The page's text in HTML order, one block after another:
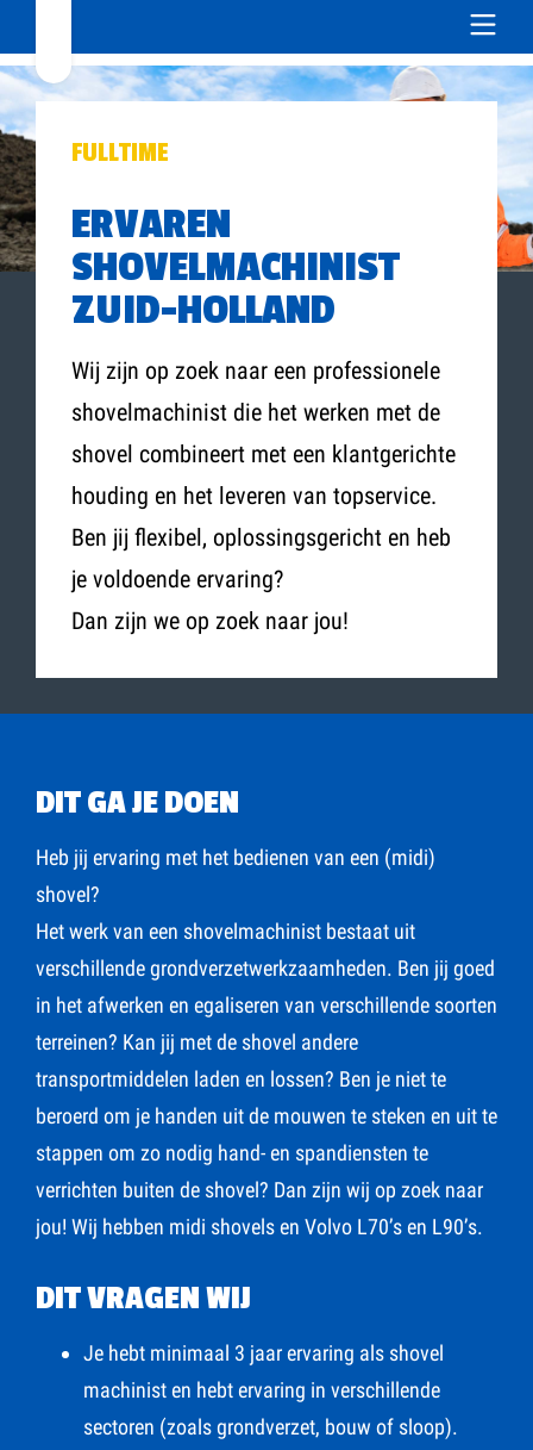
FULLTIME
ERVAREN
SHOVELMACHINIST
ZUID-HOLLAND
Wij zijn op zoek naar een professionele
shovelmachinist die het werken met de
shovel combineert met een klantgerichte
houding en het leveren van topservice.
Ben jij flexibel, oplossingsgericht en heb
je voldoende ervaring?
Dan zijn we op zoek naar jou!
DIT GA JE DOEN
Heb jij ervaring met het bedienen van een (midi)
shovel?
Het werk van een shovelmachinist bestaat uit
verschillende grondverzetwerkzaamheden. Ben jij goed
in het afwerken en egaliseren van verschillende soorten
terreinen? Kan jij met de shovel andere
transportmiddelen laden en lossen? Ben je niet te
beroerd om je handen uit de mouwen te steken en uit te
stappen om zo nodig hand- en spandiensten te
verrichten buiten de shovel? Dan zijn wij op zoek naar
jou! Wij hebben midi shovels en Volvo L70’s en L90’s.
DIT VRAGEN WIJ
Je hebt minimaal 3 jaar ervaring als shovel
machinist en hebt ervaring in verschillende
sectoren (zoals grondverzet, bouw of sloop).